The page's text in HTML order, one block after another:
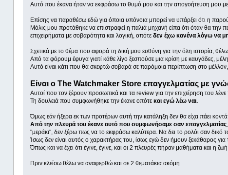
Αυτό που έκανα ήταν να εκφράσω το θυμό μου και την απογοήτευση μου με
Επίσης να παραθέσω εδώ για όποια υπόνοια μπορεί να υπάρξει ότι η
Μόλις μου προτάθηκε να επιστραφεί η παλιά μηχανή είπα ότι όταν θα
επιχειρήματα με σοβαρότητα και λογική, οπότε δεν έχω κανένα λόγω να
Σχετικά με το θέμα που αφορά τη δική μου ευθύνη για την όλη ιστορία,
Από τα φόρουμ έφυγα γιατί κάθε λίγο ξεσπούσε μια κρίση με καυγάδες,
Αυτό είναι κάτι που θα σκεφτώ σοβαρά σε παρόμοια περίπτωση στο
Είναι ο The Watchmaker Store επαγγελματίας με
Αυτοί που τον ξέρουν προσωπικά και τα review για την επιχείρηση του
Τη δουλειά που συμφωνήθηκε την έκανε οπότε και εγώ λέω ναι.
Όμως εάν ήξερα εκ των προτέρων αυτή την κατάληξη δεν θα είχα πάει
Από την πλευρά του έκανε αυτό που συμφωνήσαμε σαν επαγγελματίας
"μεράκι", δεν ξέρω πως να το εκφράσω καλύτερα. Να δει το ρολόι σαν δικό
Ίσως δεν είναι αυτός ο χαρακτήρας του, ίσως εγώ δεν ήμουν ξεκάθαρος για
Όπως και να έχει ότι έγινε, έγινε, και οι 2 πλευρές πήραν μαθήματα και η ζωή
Πριν κλείσω θέλω να αναφερθώ και σε 2 θεματάκια ακόμη.